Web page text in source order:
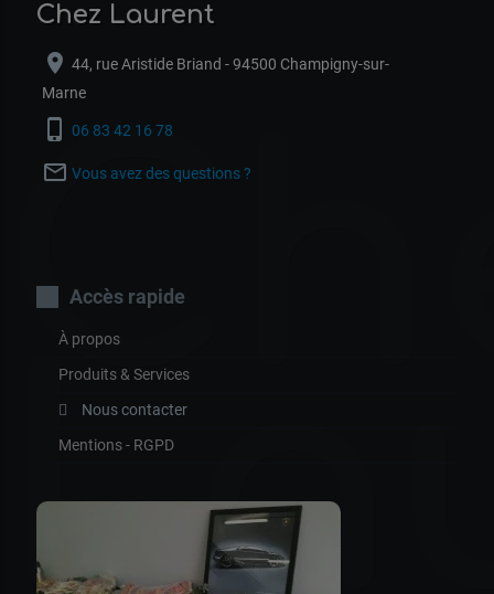
Chez Laurent
location_on 44, rue Aristide Briand - 94500 Champigny-sur-
Marne
phone_iphone 06 83 42 16 78
mail_outline Vous avez des questions ?
Accès rapide
À propos
Produits & Services
Nous contacter
Mentions - RGPD